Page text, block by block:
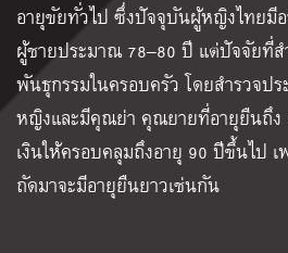
อายุขัยทั่วไป ซึ่งปัจจุบันผู้หญิงไทยมี
ผู้ชายประมาณ 78–80 ปี แต่ปัจจัยที่
พันธุกรรมในครอบครัว โดยสำรวจป
หญิงและมีคุณย่า คุณยายที่อายุยืนถึง
เงินให้ครอบคลุมถึงอายุ 90 ปีขึ้นไป
ถัดมาจะมีอายุยืนยาวเช่นกัน